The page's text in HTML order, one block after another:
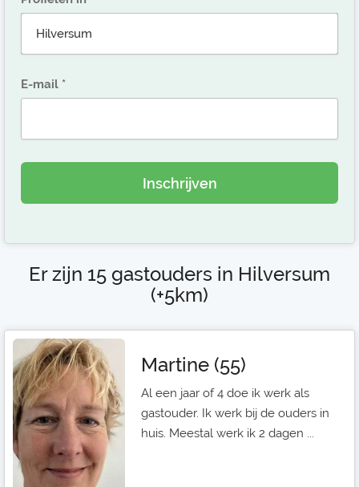
E-mail
Inschrijven
Er zijn 15 gastouders in Hilversum
(+5km)
Martine (55)
Al een jaar of 4 doe ik werk als
gastouder. Ik werk bij de ouders in
huis. Meestal werk ik 2 dagen ...